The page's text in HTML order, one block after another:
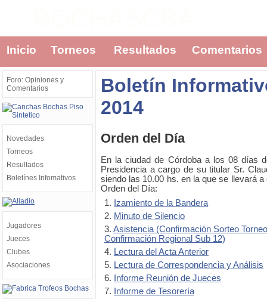
Inicio Torneos Resultados Comentarios
Foro: Opiniones y
Comentarios
Novedades
Torneos
Resultados
Boletínes Infomativos
Jugadores
Jueces
Clubes
Asociaciones
Boletín
2014
Orden del Día
En la ciudad de Córdoba a los 08 días
Presidencia a cargo de su titular Sr.
siendo las 10.00 hs. en la que se llevará
Orden del Día:
1. Izamiento de la Bandera
2. Minuto de Silencio
3. Asistencia (Confirmación Sorteo
Confirmación Regional Sub 12)
4. Lectura del Acta Anterior
5. Lectura de Correspondencia y Análisis
6.
Informe Reunión de Jueces
7.
Informe de Tesorería